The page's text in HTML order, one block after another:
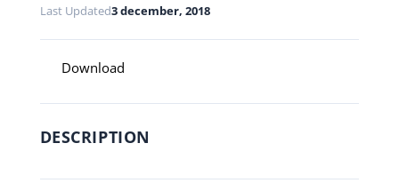
Last Updated3 december, 2018
Download
DESCRIPTION